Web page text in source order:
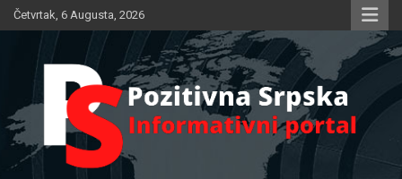
Skip
to
Četvrtak, 6 Augusta, 2026